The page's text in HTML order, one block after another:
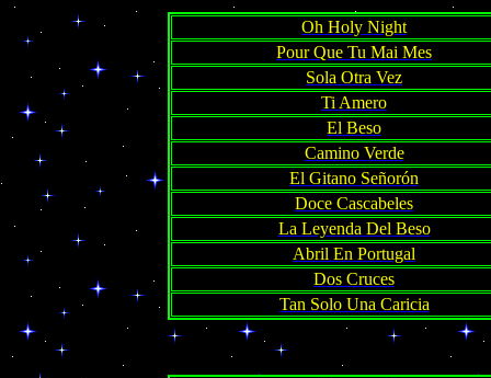
Oh Holy Night
Pour Que Tu Mai Mes
Sola Otra Vez
Ti Amero
El Beso
Camino Verde
El Gitano Señorón
Doce Cascabeles
La Leyenda Del Beso
Abril En Portugal
Dos Cruces
Tan Solo Una Caricia